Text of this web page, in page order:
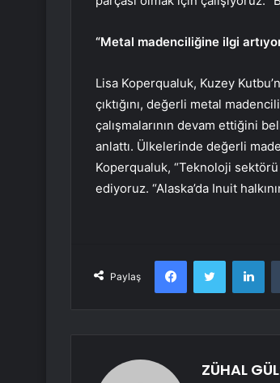
“Metal madenciliğine ilgi
Lisa Koperqualuk, Kuzey
çıktığını, değerli metal
çalışmalarının devam ettiğini
anlattı. Ülkelerinde değerli
Koperqualuk, “Teknoloji
ediyoruz. “Alaska’da Inuit
Paylaş
FacebookTwitter
ZÜHAL